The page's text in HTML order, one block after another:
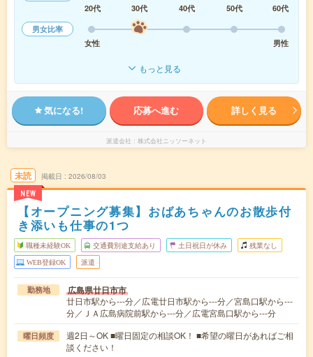
20代
30代 40代 50代
60代
男女比率
女性
男性
もっと見る
気になる! 応募へ進む 詳しく見る
派遣会社 株式会社ニッソーネット
未読
NEW
掲載日 2026/08/03
【オープニング募集】おばあちゃんのお散歩付
き添いも仕事の1つ
職種未経験OK 交通費別途支給あり 土日祝日が休み 残業なし
WEB登録OK 派遣
勤務地 広島県廿日市市
廿日市駅から---分／広電廿日市駅から---分／宮島口駅から---
分／ＪＡ広島病院前駅から---分／広電宮島口駅から---分
曜日頻度
週2日～OK ■曜日固定の相談OK！ ■希望の曜日があればご相
談ください！